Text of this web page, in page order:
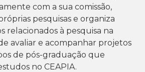
com a sua comissão,
pesquisas e organiza
relacionados à pesquisa na
avaliar e acompanhar projetos
de pós-graduação que
no CEAPIA.